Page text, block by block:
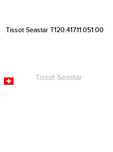
Tissot Seastar T120.417.11.051.00